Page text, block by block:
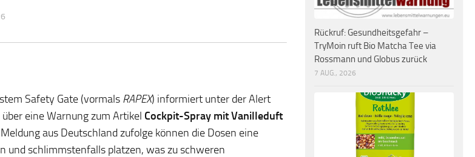
Safety Gate (vormals RAPEX) informiert unter der Alert
eine Warnung zum Artikel Cockpit-Spray mit Vanilleduft
aus Deutschland zufolge können die Dosen eine
und schlimmstenfalls platzen, was zu schweren
Rückruf: Gesundheitsgefahr –
TryMoin ruft Bio Matcha Tee via
Rossmann und Globus zurück
7 AUG., 2026